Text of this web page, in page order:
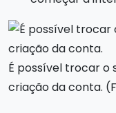
É possível trocar o
criação da conta.